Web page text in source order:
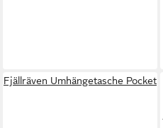
Fjällräven Umhängetasche Pocket